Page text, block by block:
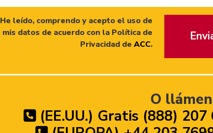
He leído, comprendo y acepto el uso de
mis datos de acuerdo con la Política de
Privacidad deACC.
O
(EE.UU.) Gratis (888) 207